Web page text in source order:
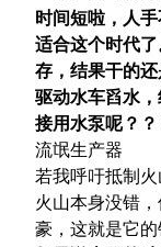
时间短啦，人
适合这个时代
存，结果干的
驱动水车舀水
接用水泵呢？？
流氓生产器
若我呼吁抵制
火山本身没错
豪，这就是它的